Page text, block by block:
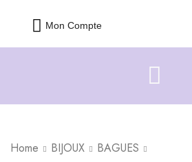
Mon Compte
Home BIJOUX BAGUES